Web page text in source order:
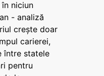
niciun
- analiză
crește doar
carierei,
între statele
pentru